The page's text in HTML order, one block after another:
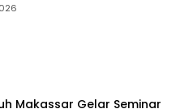
Makassar Gelar Seminar